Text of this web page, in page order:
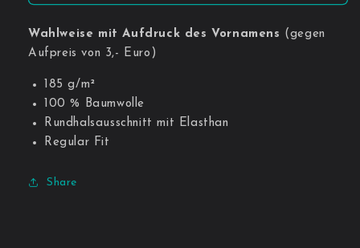
Wahlweise mit Aufdruck des Vornamens (gegen
Aufpreis von 3,- Euro)
185 g/m²
100 % Baumwolle
Rundhalsausschnitt mit Elasthan
Regular Fit
Share